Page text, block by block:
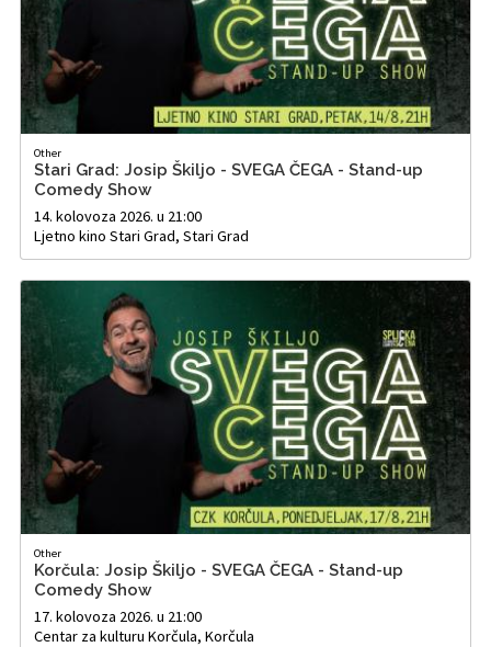
Other
Stari Grad: Josip Škiljo - SVEGA ČEGA - Stand-up
Comedy Show
14. kolovoza 2026. u 21:00
Ljetno kino Stari Grad, Stari Grad
Other
Korčula: Josip Škiljo - SVEGA ČEGA - Stand-up
Comedy Show
17. kolovoza 2026. u 21:00
Centar za kulturu Korčula, Korčula